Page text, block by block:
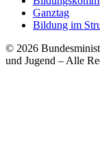
Ganztag
Bildung im
© 2026
und Jugend – Alle